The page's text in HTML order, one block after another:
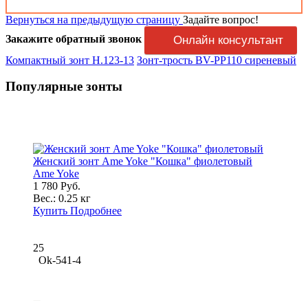
Вернуться на предыдущую страницу Задайте вопрос!
Закажите обратный звонок
Онлайн консультант
Компактный зонт H.123-13 Зонт-трость BV-PP110 сиреневый
Популярные зонты
Женский зонт Ame Yoke "Кошка" фиолетовый
Ame Yoke
1 780 Руб.
Вес.: 0.25 кг
Купить Подробнее
25
Ok-541-4